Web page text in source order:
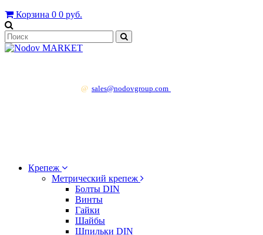
Корзина 0 0 руб.
@ sales@nodovgroup.com
Крепеж
Метрический крепеж
Болты DIN
Винты
Гайки
Шайбы
Шпильки DIN